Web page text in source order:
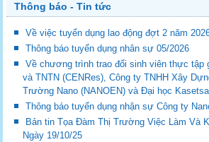
Thông báo - Tin tức
Về việc tuyển dụng lao động đợt 2 năm
Thông báo tuyển dụng nhân sự 05/2026
Về chương trình trao đổi sinh viên thực tập
và TNTN (CENRes), Công ty TNHH Xây
Trường Nano (NANOEN) và Đại học
Thông báo tuyển dụng nhận sự Công ty
Bản tin Tọa Đàm Thị Trường Việc Làm Và
Ngày 19/10/25